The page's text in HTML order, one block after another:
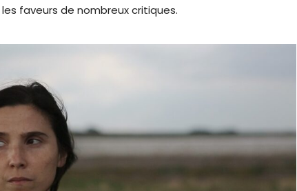
faveurs de nombreux critiques.